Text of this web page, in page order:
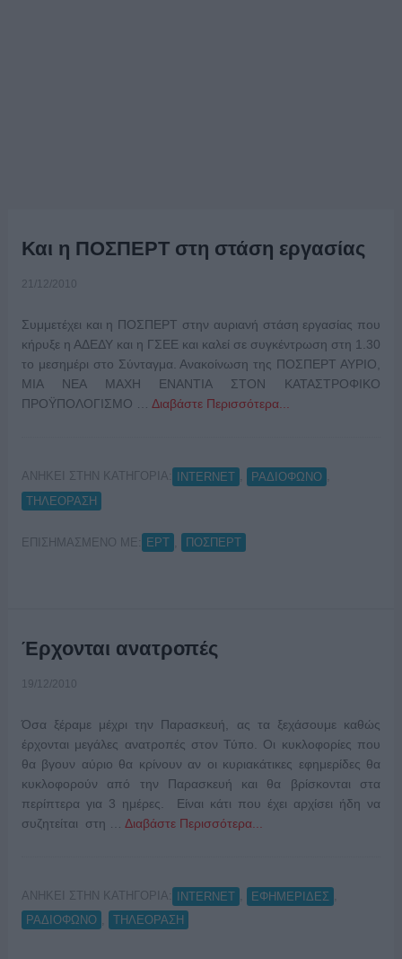
Και η ΠΟΣΠΕΡΤ στη στάση εργασίας
21/12/2010
Συμμετέχει και η ΠΟΣΠΕΡΤ στην αυριανή στάση εργασίας που
κήρυξε η ΑΔΕΔΥ και η ΓΣΕΕ και καλεί σε συγκέντρωση στη 1.30
το μεσημέρι στο Σύνταγμα. Ανακοίνωση της ΠΟΣΠΕΡΤ ΑΥΡΙΟ,
ΜΙΑ ΝΕΑ ΜΑΧΗ ΕΝΑΝΤΙΑ ΣΤΟΝ ΚΑΤΑΣΤΡΟΦΙΚΟ
ΠΡΟΫΠΟΛΟΓΙΣΜΟ … Διαβάστε Περισσότερα...
ΑΝΗΚΕΙ ΣΤΗΝ ΚΑΤΗΓΟΡΙΑ: INTERNET ΡΑΔΙΟΦΩΝΟ
ΤΗΛΕΟΡΑΣΗ
ΕΠΙΣΗΜΑΣΜΕΝΟ ΜΕ: ΕΡΤ ΠΟΣΠΕΡΤ
Έρχονται ανατροπές
19/12/2010
Όσα ξέραμε μέχρι την Παρασκευή, ας τα ξεχάσουμε καθώς
έρχονται μεγάλες ανατροπές στον Τύπο. Οι κυκλοφορίες που
θα βγουν αύριο θα κρίνουν αν οι κυριακάτικες εφημερίδες θα
κυκλοφορούν από την Παρασκευή και θα βρίσκονται στα
περίπτερα για 3 ημέρες. Είναι κάτι που έχει αρχίσει ήδη να
συζητείται στη … Διαβάστε Περισσότερα...
ΑΝΗΚΕΙ ΣΤΗΝ ΚΑΤΗΓΟΡΙΑ: INTERNET ΕΦΗΜΕΡΙΔΕΣ
ΡΑΔΙΟΦΩΝΟ
ΤΗΛΕΟΡΑΣΗ